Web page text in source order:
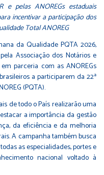
e pelas ANOREGs estaduais
incentivar a participação dos
Total ANOREG
da Qualidade PQTA 2026,
Associação dos Notários e
parceria com as ANOREGs
a participarem da 22ª
(PQTA).
de todo o País realizarão uma
a importância da gestão
da eficiência e da melhoria
A campanha também busca
as especialidades, portes e
nacional voltado à